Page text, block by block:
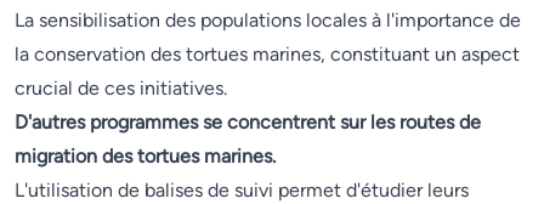
La sensibilisation des populations locales à l'importance de
la conservation des tortues marines, constituant un aspect
crucial de ces initiatives.
D'autres programmes se concentrent sur les routes de
migration des tortues marines.
L'utilisation de balises de suivi permet d'étudier leurs